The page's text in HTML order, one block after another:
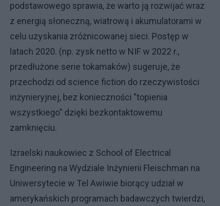
podstawowego sprawia, że warto ją rozwijać wraz
z energią słoneczną, wiatrową i akumulatorami w
celu uzyskania zróżnicowanej sieci. Postęp w
latach 2020. (np. zysk netto w NIF w 2022 r.,
przedłużone serie tokamaków) sugeruje, że
przechodzi od science fiction do rzeczywistości
inżynieryjnej, bez konieczności "topienia
wszystkiego" dzięki bezkontaktowemu
zamknięciu.
Izraelski naukowiec z School of Electrical
Engineering na Wydziale Inżynierii Fleischman na
Uniwersytecie w Tel Awiwie biorący udział w
amerykańskich programach badawczych twierdzi,